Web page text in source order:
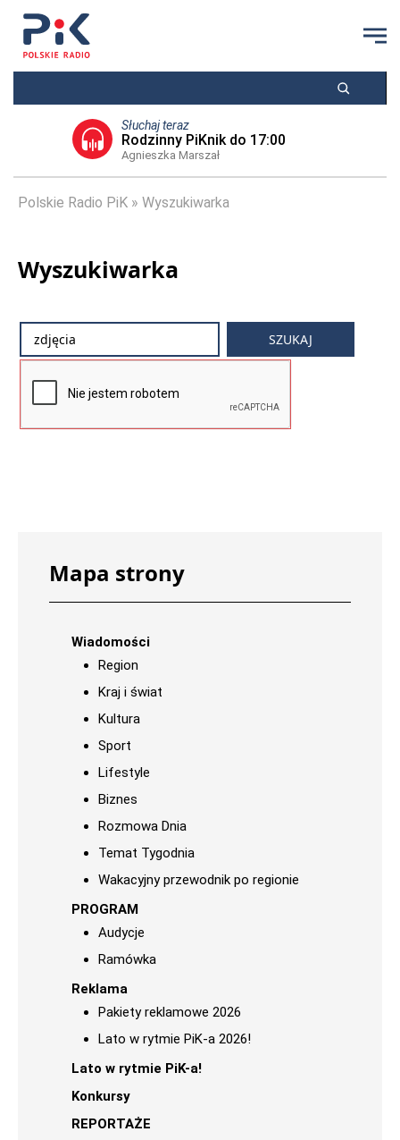
Słuchaj teraz
Rodzinny PiKnik do 17:00
Agnieszka Marszał
Polskie Radio PiK Wyszukiwarka
Wyszukiwarka
Mapa strony
Wiadomości
Region
Kraj i świat
Kultura
Sport
Lifestyle
Biznes
Rozmowa Dnia
Temat Tygodnia
Wakacyjny przewodnik po regionie
PROGRAM
Audycje
Ramówka
Reklama
Pakiety reklamowe 2026
Lato w rytmie PiK-a 2026!
Lato w rytmie PiK-a!
Konkursy
REPORTAŻE